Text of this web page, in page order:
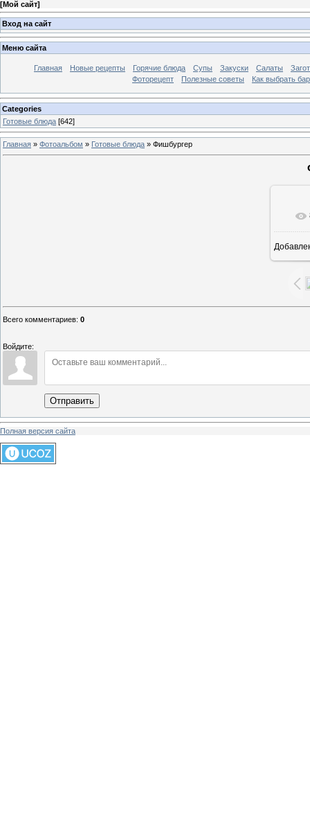
[Мой сайт]
Вход на сайт
Меню сайта
Главная Новые рецепты Горячие блюда Супы Закуски Салаты
Фоторецепт
Полезные советы Как выбрать
Categories
Готовые блюда [642]
Главная » Фотоальбом » Готовые блюда » Фишбургер
Всего комментариев: 0
Войдите:
Отправить
Полная версия сайта